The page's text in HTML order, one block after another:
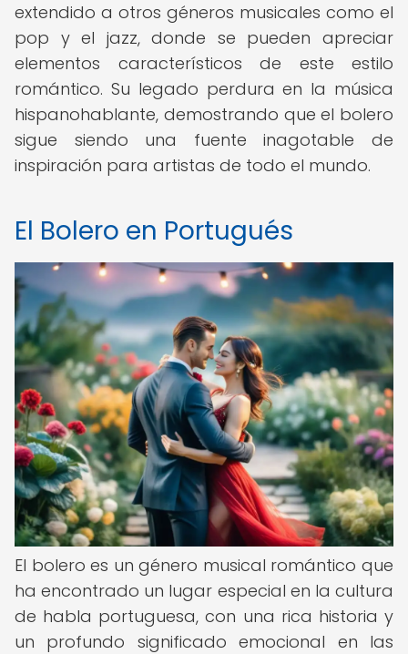
extendido a otros géneros musicales como el
pop y el jazz, donde se pueden apreciar
elementos característicos de este estilo
romántico. Su legado perdura en la música
hispanohablante, demostrando que el bolero
sigue siendo una fuente inagotable de
inspiración para artistas de todo el mundo.
El Bolero en Portugués
El bolero es un género musical romántico que
ha encontrado un lugar especial en la cultura
de habla portuguesa, con una rica historia y
un profundo significado emocional en las